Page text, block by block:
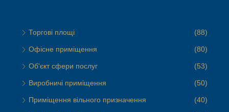
Торгові площі (88)
Офісне приміщення (80)
Об'єкт сфери послуг (53)
Виробничі приміщення (50)
Приміщення вільного призначення (40)